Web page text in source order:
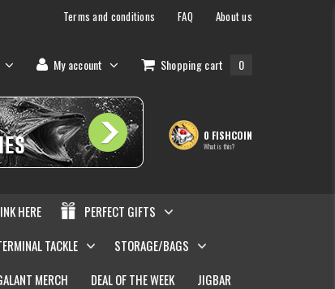
Terms and conditions FAQ About us
My account Shopping cart 0
0 FISHCOIN
What is this?
HERE
PERFECT GIFTS
TACKLE
STORAGE/BAGS
MERCH DEAL OF THE WEEK
JIGBAR